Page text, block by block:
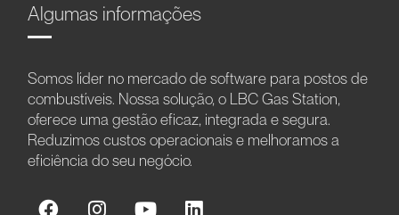
Algumas informações
Somos líder no mercado de software para postos de
combustíveis. Nossa solução, o LBC Gas Station,
oferece uma gestão eficaz, integrada e segura.
Reduzimos custos operacionais e melhoramos a
eficiência do seu negócio.